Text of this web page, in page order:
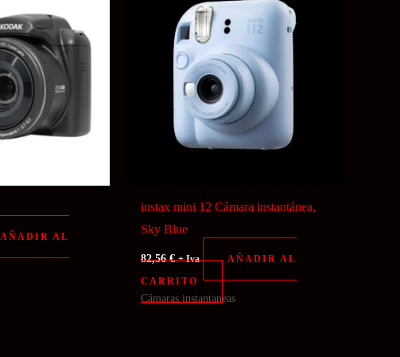
AÑADIR AL
instax mini 12 Cámara instantánea,
Sky Blue
82,56€ + Iva
AÑADIR AL
CARRITO
Cámaras instantaneas